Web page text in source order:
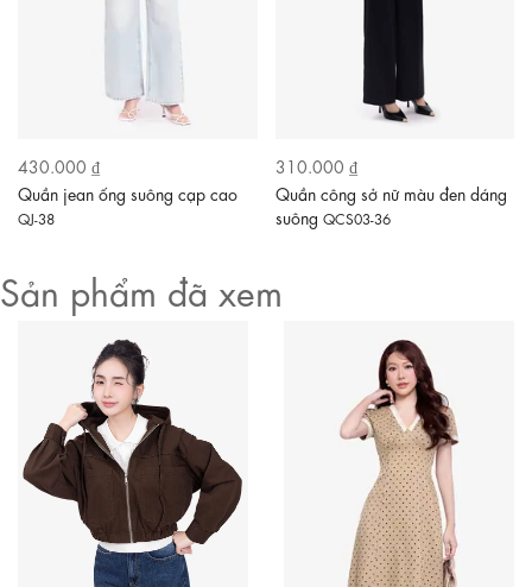
430.000 ₫
Quần jean ống suông cạp cao
QJ-38
310.000 ₫
Quần công sở nữ màu đen dáng
suông QCS03-36
Sản phẩm đã xem